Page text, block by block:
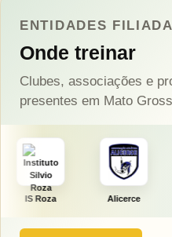
ENTIDADES
Onde treinar
Clubes, associações e
presentes em Mato
Alicerce J. Futuro